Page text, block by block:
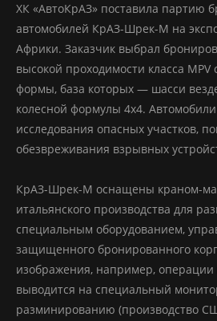
ХК «АвтоКрАЗ» поставила партию
автомобилей КрАЗ-Шрек-М на
Африки. Заказчик выбрал
высокой проходимости класса
формы, база которых — шасси
колесной формулы 4х4.
исследования опасных участков,
обезвреживания взрывных
КрАЗ-Шрек-М оснащены краном-
итальянского производства для
специальным оборудованием,
защищенного бронированного
изображения, например,
выводится на специальный
разминированию (производство